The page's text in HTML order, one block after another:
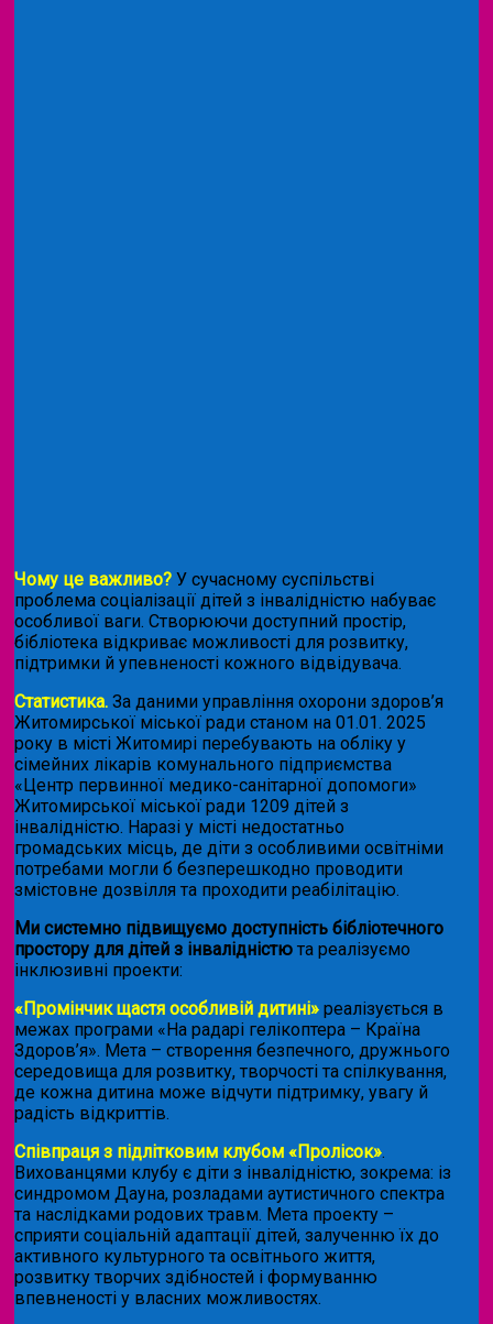
Чому це важливо? У сучасному суспільстві
проблема соціалізації дітей з інвалідністю набуває
особливої ваги. Створюючи доступний простір,
бібліотека відкриває можливості для розвитку,
підтримки й упевненості кожного відвідувача.
Статистика. За даними управління охорони здоров’я
Житомирської міської ради станом на 01.01. 2025
року в місті Житомирі перебувають на обліку у
сімейних лікарів комунального підприємства
«Центр первинної медико-санітарної допомоги»
Житомирської міської ради 1209 дітей з
інвалідністю. Наразі у місті недостатньо
громадських місць, де діти з особливими освітніми
потребами могли б безперешкодно проводити
змістовне дозвілля та проходити реабілітацію.
Ми системно підвищуємо доступність бібліотечного
простору для дітей з інвалідністю та реалізуємо
інклюзивні проекти:
«Промінчик щастя особливій дитині» реалізується в
межах програми «На радарі гелікоптера – Країна
Здоров’я». Мета – створення безпечного, дружнього
середовища для розвитку, творчості та спілкування,
де кожна дитина може відчути підтримку, увагу й
радість відкриттів.
Співпраця з підлітковим клубом «Пролісок».
Вихованцями клубу є діти з інвалідністю, зокрема: із
синдромом Дауна, розладами аутистичного спектра
та наслідками родових травм. Мета проекту –
сприяти соціальній адаптації дітей, залученню їх до
активного культурного та освітнього життя,
розвитку творчих здібностей і формуванню
впевненості у власних можливостях.